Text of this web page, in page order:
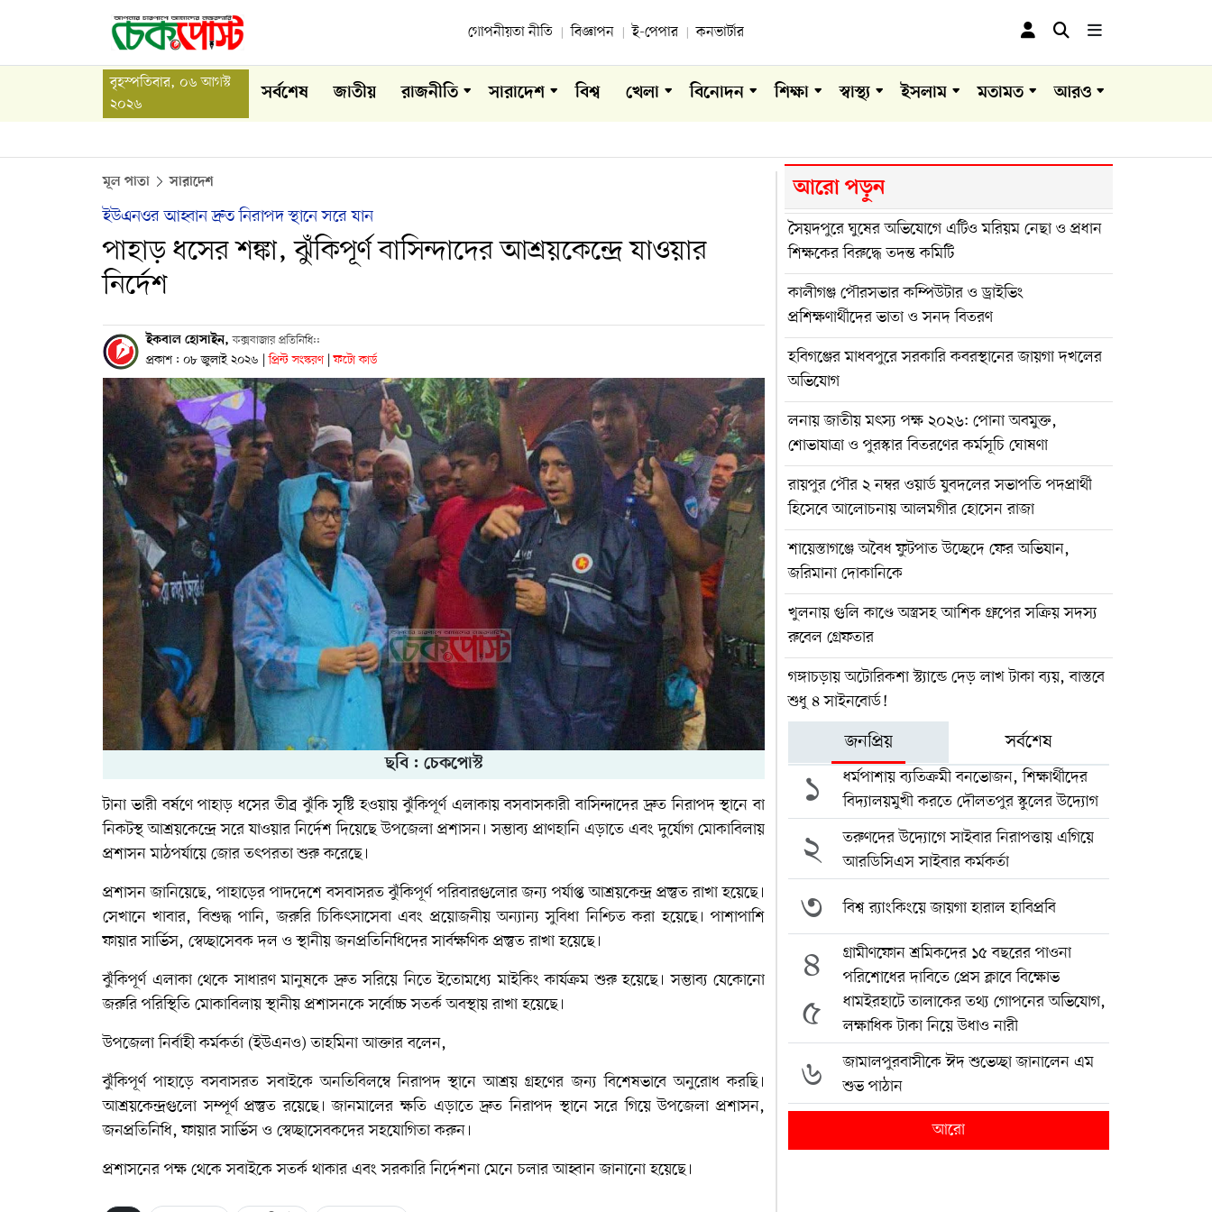
গোপনীয়তা নীতি বিজ্ঞাপন ই-পেপার কনভার্টার
বৃহস্পতিবার, ০৬ আগস্ট
২০২৬
সর্বশেষ জাতীয় রাজনীতি সারাদেশ বিশ্ব খেলা বিনোদন শিক্ষা স্বাস্থ্য ইসলাম মতামত আরও
মূল পাতা সারাদেশ
ইউএনওর আহ্বান দ্রুত নিরাপদ স্থানে সরে যান
পাহাড় ধসের শঙ্কা, ঝুঁকিপূর্ণ বাসিন্দাদের আশ্রয়কেন্দ্রে যাওয়ার
নির্দেশ
​ইকবাল হোসাইন,কক্সবাজার প্রতিনিধি::
প্রকাশ : ০৮ জুলাই ২০২৬ | প্রিন্ট সংস্করণ | ফটো কার্ড
ছবি : চেকপোস্ট
টানা ভারী বর্ষণে পাহাড় ধসের তীব্র ঝুঁকি সৃষ্টি হওয়ায় ঝুঁকিপূর্ণ এলাকায় বসবাসকারী বাসিন্দাদের দ্রুত নিরাপদ স্থানে বা
নিকটস্থ আশ্রয়কেন্দ্রে সরে যাওয়ার নির্দেশ দিয়েছে উপজেলা প্রশাসন। সম্ভাব্য প্রাণহানি এড়াতে এবং দুর্যোগ মোকাবিলায়
প্রশাসন মাঠপর্যায়ে জোর তৎপরতা শুরু করেছে।
প্রশাসন জানিয়েছে, পাহাড়ের পাদদেশে বসবাসরত ঝুঁকিপূর্ণ পরিবারগুলোর জন্য পর্যাপ্ত আশ্রয়কেন্দ্র প্রস্তুত রাখা হয়েছে।
সেখানে খাবার, বিশুদ্ধ পানি, জরুরি চিকিৎসাসেবা এবং প্রয়োজনীয় অন্যান্য সুবিধা নিশ্চিত করা হয়েছে। পাশাপাশি
ফায়ার সার্ভিস, স্বেচ্ছাসেবক দল ও স্থানীয় জনপ্রতিনিধিদের সার্বক্ষণিক প্রস্তুত রাখা হয়েছে।
ঝুঁকিপূর্ণ এলাকা থেকে সাধারণ মানুষকে দ্রুত সরিয়ে নিতে ইতোমধ্যে মাইকিং কার্যক্রম শুরু হয়েছে। সম্ভাব্য যেকোনো
জরুরি পরিস্থিতি মোকাবিলায় স্থানীয় প্রশাসনকে সর্বোচ্চ সতর্ক অবস্থায় রাখা হয়েছে।
উপজেলা নির্বাহী কর্মকর্তা (ইউএনও) তাহমিনা আক্তার বলেন,
ঝুঁকিপূর্ণ পাহাড়ে বসবাসরত সবাইকে অনতিবিলম্বে নিরাপদ স্থানে আশ্রয় গ্রহণের জন্য বিশেষভাবে অনুরোধ করছি।
আশ্রয়কেন্দ্রগুলো সম্পূর্ণ প্রস্তুত রয়েছে। জানমালের ক্ষতি এড়াতে দ্রুত নিরাপদ স্থানে সরে গিয়ে উপজেলা প্রশাসন,
জনপ্রতিনিধি, ফায়ার সার্ভিস ও স্বেচ্ছাসেবকদের সহযোগিতা করুন।
প্রশাসনের পক্ষ থেকে সবাইকে সতর্ক থাকার এবং সরকারি নির্দেশনা মেনে চলার আহ্বান জানানো হয়েছে।
আরো পড়ুন
সৈয়দপুরে ঘুষের অভিযোগে এটিও মরিয়ম নেছা ও প্রধান
শিক্ষকের বিরুদ্ধে তদন্ত কমিটি
কালীগঞ্জ পৌরসভার কম্পিউটার ও ড্রাইভিং
প্রশিক্ষণার্থীদের ভাতা ও সনদ বিতরণ
হবিগঞ্জের মাধবপুরে সরকারি কবরস্থানের জায়গা দখলের
অভিযোগ
লনায় জাতীয় মৎস্য পক্ষ ২০২৬: পোনা অবমুক্ত,
শোভাযাত্রা ও পুরস্কার বিতরণের কর্মসূচি ঘোষণা
রায়পুর পৌর ২ নম্বর ওয়ার্ড যুবদলের সভাপতি পদপ্রার্থী
হিসেবে আলোচনায় আলমগীর হোসেন রাজা
শায়েস্তাগঞ্জে অবৈধ ফুটপাত উচ্ছেদে ফের অভিযান,
জরিমানা দোকানিকে
খুলনায় গুলি কাণ্ডে অস্ত্রসহ আশিক গ্রুপের সক্রিয় সদস্য
রুবেল গ্রেফতার
গঙ্গাচড়ায় অটোরিকশা স্ট্যান্ডে দেড় লাখ টাকা ব্যয়, বাস্তবে
শুধু ৪ সাইনবোর্ড!
জনপ্রিয় সর্বশেষ
১
ধর্মপাশায় ব্যতিক্রমী বনভোজন, শিক্ষার্থীদের
বিদ্যালয়মুখী করতে দৌলতপুর স্কুলের উদ্যোগ
২
তরুণদের উদ্যোগে সাইবার নিরাপত্তায় এগিয়ে
আরডিসিএস সাইবার কর্মকর্তা
৩ বিশ্ব র‍্যাংকিংয়ে জায়গা হারাল হাবিপ্রবি
৪
গ্রামীণফোন শ্রমিকদের ১৫ বছরের পাওনা
পরিশোধের দাবিতে প্রেস ক্লাবে বিক্ষোভ
৫
ধামইরহাটে তালাকের তথ্য গোপনের অভিযোগ,
লক্ষাধিক টাকা নিয়ে উধাও নারী
৬
জামালপুরবাসীকে ঈদ শুভেচ্ছা জানালেন এম
শুভ পাঠান
আরো